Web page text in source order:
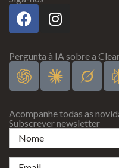
Pergunta à IA sobre a
Acompanhe todas as
Subscrever newsletter